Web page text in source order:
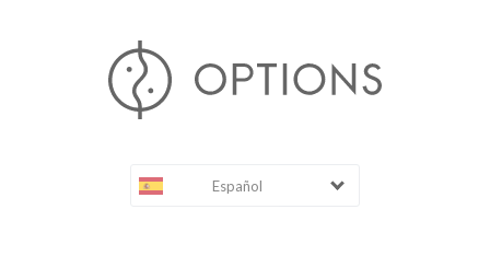
Español